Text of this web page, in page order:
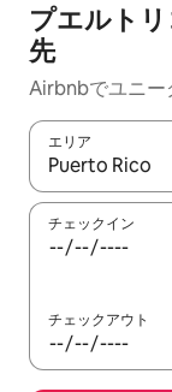
プエルト
先
Airbnbでユニー
エリア
検索結果が表
チェックイン
チェックアウト